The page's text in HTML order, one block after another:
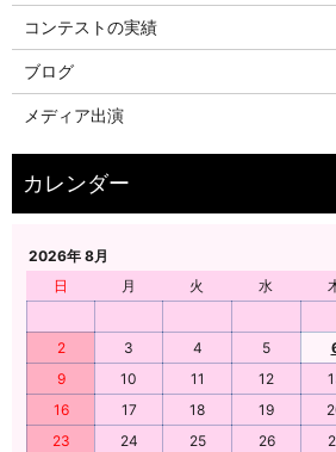
コンテストの実績
ブログ
メディア出演
2026年 8月
日
月 火 水
2
3 4 5
9
10 11 12
16
17 18 19
23
24 25 26